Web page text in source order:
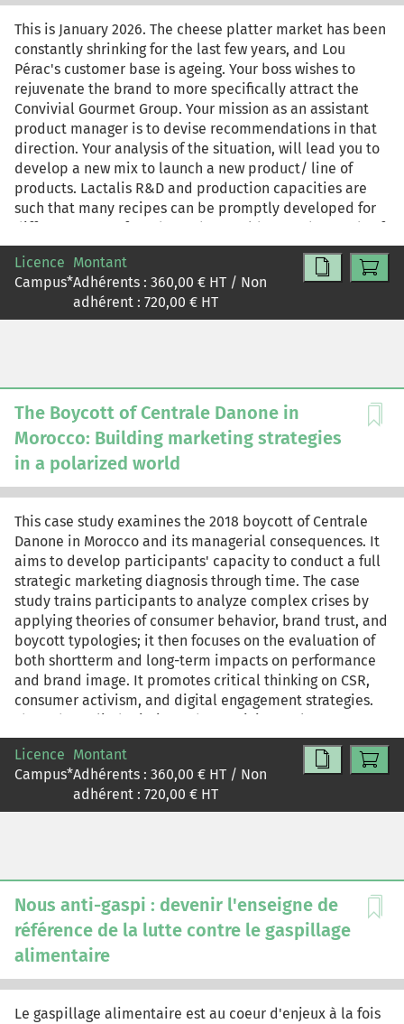
This is January 2026. The cheese platter market has been
constantly shrinking for the last few years, and Lou
Pérac's customer base is ageing. Your boss wishes to
rejuvenate the brand to more specifically attract the
Convivial Gourmet Group. Your mission as an assistant
product manager is to devise recommendations in that
direction. Your analysis of the situation, will lead you to
develop a new mix to launch a new product/ line of
products. Lactalis R&D and production capacities are
such that many recipes can be promptly developed for
different types of products that could meet the needs of
that target.
Licence
Campus*
Montant
Adhérents : 360,00 € HT / Non
adhérent : 720,00 € HT
The Boycott of Centrale Danone in
Morocco: Building marketing strategies
in a polarized world
This case study examines the 2018 boycott of Centrale
Danone in Morocco and its managerial consequences. It
aims to develop participants' capacity to conduct a full
strategic marketing diagnosis through time. The case
study trains participants to analyze complex crises by
applying theories of consumer behavior, brand trust, and
boycott typologies; it then focuses on the evaluation of
both shortterm and long-term impacts on performance
and brand image. It promotes critical thinking on CSR,
consumer activism, and digital engagement strategies.
Through applied missions, the participants learn
marketing decision-making in volatile and value-
sensitive contexts. It concludes by challenging
participants to co-design viable recovery strategies,
using both theory and AI tools.
Licence
Campus*
Montant
Adhérents : 360,00 € HT / Non
adhérent : 720,00 € HT
Nous anti-gaspi : devenir l'enseigne de
référence de la lutte contre le gaspillage
alimentaire
Le gaspillage alimentaire est au coeur d'enjeux à la fois